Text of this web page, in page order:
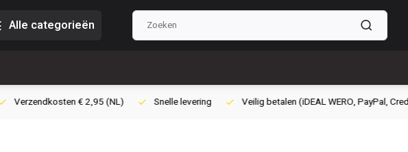
Alle categorieën
Snelle levering Veilig betalen (iDEAL WERO, PayPal, Credit card of Achteraf betalen)